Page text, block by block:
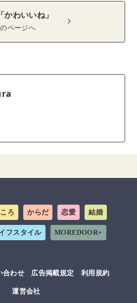
かわいいね」
ページへ
ろ からだ 恋愛 結婚
フスタイル MOREDOOR+
合わせ 広告掲載規定
利用規約
運営会社